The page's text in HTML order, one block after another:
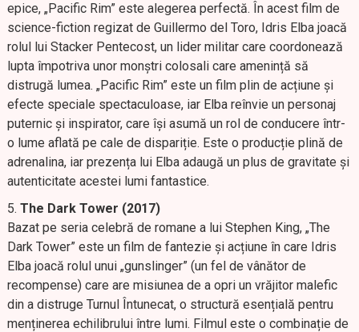
epice, „Pacific Rim” este alegerea perfectă. În acest film de
science-fiction regizat de Guillermo del Toro, Idris Elba joacă
rolul lui Stacker Pentecost, un lider militar care coordonează
lupta împotriva unor monștri colosali care amenință să
distrugă lumea. „Pacific Rim” este un film plin de acțiune și
efecte speciale spectaculoase, iar Elba reînvie un personaj
puternic și inspirator, care își asumă un rol de conducere într-
o lume aflată pe cale de dispariție. Este o producție plină de
adrenalina, iar prezența lui Elba adaugă un plus de gravitate și
autenticitate acestei lumi fantastice.
The Dark Tower (2017)
Bazat pe seria celebră de romane a lui Stephen King, „The
Dark Tower” este un film de fantezie și acțiune în care Idris
Elba joacă rolul unui „gunslinger” (un fel de vânător de
recompense) care are misiunea de a opri un vrăjitor malefic
din a distruge Turnul Întunecat, o structură esențială pentru
menținerea echilibrului între lumi. Filmul este o combinație de